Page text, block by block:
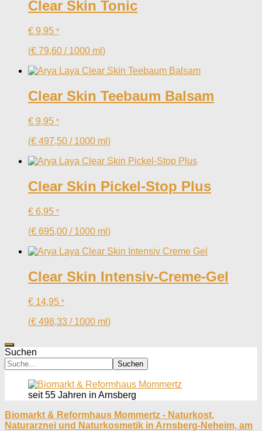
Clear Skin Tonic
€ 9,95 *
(€ 79,60 / 1000 ml )
Clear Skin Teebaum Balsam
€ 9,95 *
(€ 497,50 / 1000 ml )
Clear Skin Pickel-Stop Plus
€ 6,95 *
(€ 695,00 / 1000 ml )
Clear Skin Intensiv-Creme-Gel
€ 14,95 *
(€ 498,33 / 1000 ml )
Suchen
Suchen
seit 55 Jahren in Arnsberg
Biomarkt & Reformhaus Mommertz - Naturkost,
Naturarznei und Naturkosmetik in Arnsberg-Neheim, am